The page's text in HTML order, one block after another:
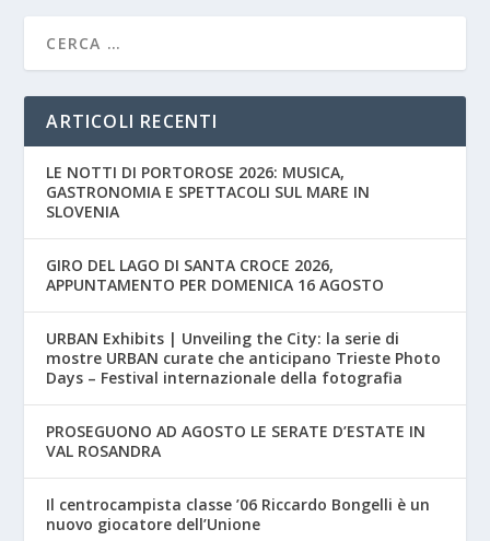
ARTICOLI RECENTI
LE NOTTI DI PORTOROSE 2026: MUSICA,
GASTRONOMIA E SPETTACOLI SUL MARE IN
SLOVENIA
GIRO DEL LAGO DI SANTA CROCE 2026,
APPUNTAMENTO PER DOMENICA 16 AGOSTO
URBAN Exhibits | Unveiling the City: la serie di
mostre URBAN curate che anticipano Trieste Photo
Days – Festival internazionale della fotografia
PROSEGUONO AD AGOSTO LE SERATE D’ESTATE IN
VAL ROSANDRA
Il centrocampista classe ’06 Riccardo Bongelli è un
nuovo giocatore dell’Unione